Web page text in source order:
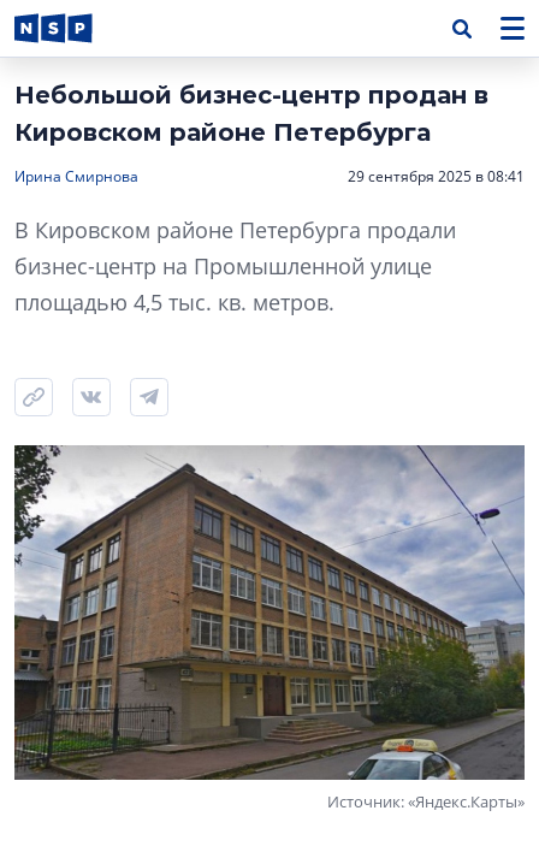
Небольшой бизнес-центр продан в
Кировском районе Петербурга
Ирина Смирнова 29 сентября 2025 в 08:41
В Кировском районе Петербурга продали
бизнес-центр на Промышленной улице
площадью 4,5 тыс. кв. метров.
Источник: «Яндекс.Карты»